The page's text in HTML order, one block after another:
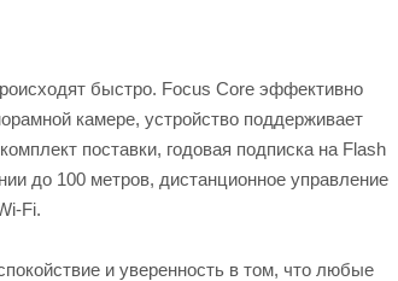
быстро. Focus Core эффективно
камере, устройство поддерживает
поставки, годовая подписка на Flash
до 100 метров, дистанционное управление
Fi.
и уверенность в том, что любые